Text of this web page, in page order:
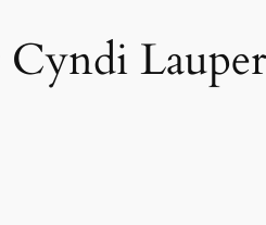
Cyndi Lauper